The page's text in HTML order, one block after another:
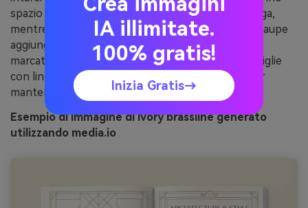
spazio bianco generoso per la lettura a forma lunga,
mentre la grafite mantiene i titoli nitidi. Ottone e taupe
aggiungono struttura attraverso regole, cornici e
marcatori di sezione. Consiglio d'uso: impostare griglie
con linee sottili ed evitare riempimenti pesanti per
mantenere il layout arioso.
Esempio di immagine di ivory brassline generato
utilizzando media.io
IA illimitate.
100% gratis!
Inizia Gratis→